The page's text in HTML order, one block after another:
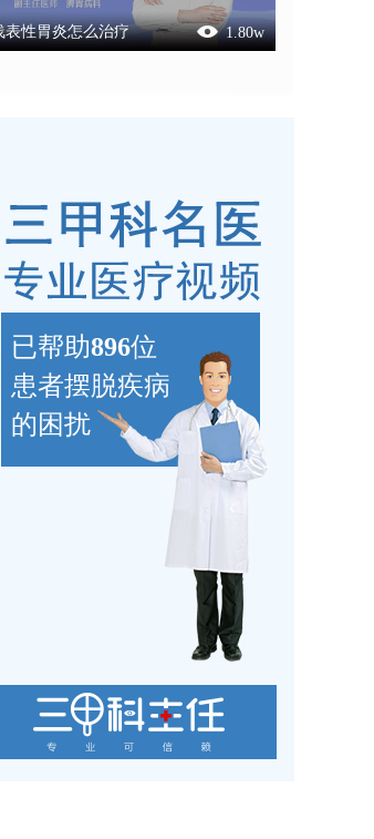
表性胃炎怎么治疗 1.80w
已帮助896位
患者摆脱疾病
的困扰